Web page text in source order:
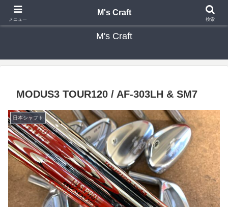
カスタムクラブ・リシャフト・修理 専門店 ゴルフ工房 エムズクラフト
M's Craft
MODUS3 TOUR120 / AF-303LH & SM7
日本シャフト
メニュー
M's Craft
検索